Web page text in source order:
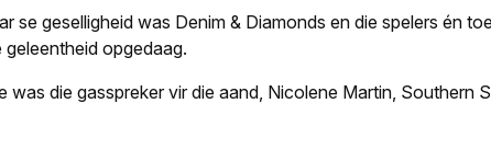
se geselligheid was Denim & Diamonds en die spelers én
opgedaag.
was die gasspreker vir die aand, Nicolene Martin, Southern